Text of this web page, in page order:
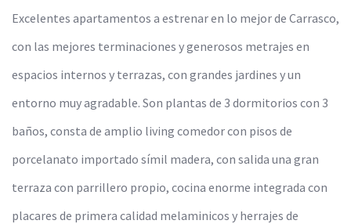
Excelentes apartamentos a estrenar en lo mejor de Carrasco,
con las mejores terminaciones y generosos metrajes en
espacios internos y terrazas, con grandes jardines y un
entorno muy agradable. Son plantas de 3 dormitorios con 3
baños, consta de amplio living comedor con pisos de
porcelanato importado símil madera, con salida una gran
terraza con parrillero propio, cocina enorme integrada con
placares de primera calidad melaminicos y herrajes de